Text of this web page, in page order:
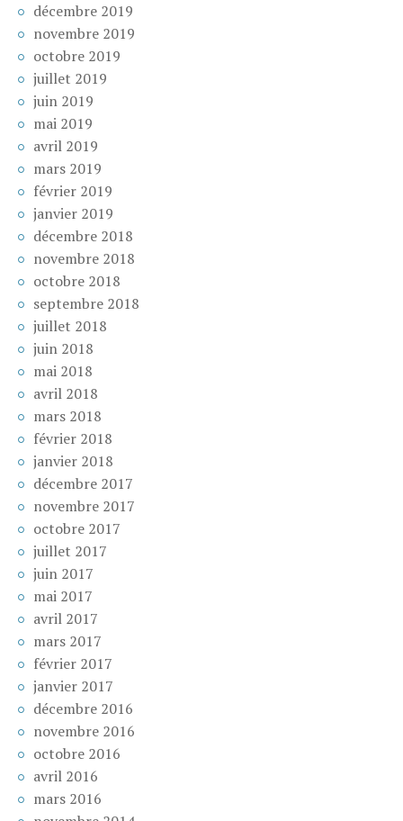
décembre 2019
novembre 2019
octobre 2019
juillet 2019
juin 2019
mai 2019
avril 2019
mars 2019
février 2019
janvier 2019
décembre 2018
novembre 2018
octobre 2018
septembre 2018
juillet 2018
juin 2018
mai 2018
avril 2018
mars 2018
février 2018
janvier 2018
décembre 2017
novembre 2017
octobre 2017
juillet 2017
juin 2017
mai 2017
avril 2017
mars 2017
février 2017
janvier 2017
décembre 2016
novembre 2016
octobre 2016
avril 2016
mars 2016